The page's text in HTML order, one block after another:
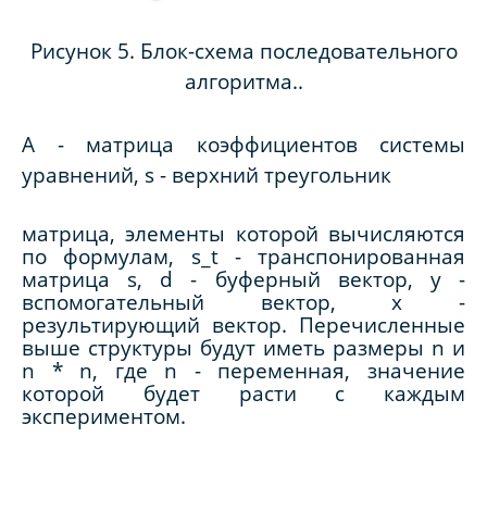
Рисунок 5. Блок-схема последовательного
алгоритма..
A - матрица коэффициентов системы
уравнений, s - верхний треугольник
матрица, элементы которой вычисляются
по формулам, s_ t- транспонированная
матрица s, d - буферный вектор, y-
вспомогательный вектор,x -
результирующий вектор. Перечисленные
выше структуры будут иметь размеры n и
n * n, где n - переменная, значение
которой будет расти с каждым
экспериментом.